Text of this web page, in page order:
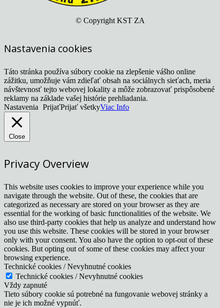
© Copyright KST ZA
Nastavenia cookies
Táto stránka používa súbory cookie na zlepšenie vášho online
zážitku, umožňuje vám zdieľať obsah na sociálnych sieťach, meria
návštevnosť tejto webovej lokality a môže zobrazovať prispôsobené
reklamy na základe vašej histórie prehliadania.
Nastavenia PrijaťPrijať všetkyViac Info
Close
Privacy Overview
This website uses cookies to improve your experience while you
navigate through the website. Out of these, the cookies that are
categorized as necessary are stored on your browser as they are
essential for the working of basic functionalities of the website. We
also use third-party cookies that help us analyze and understand how
you use this website. These cookies will be stored in your browser
only with your consent. You also have the option to opt-out of these
cookies. But opting out of some of these cookies may affect your
browsing experience.
Technické cookies / Nevyhnutné cookies
Technické cookies / Nevyhnutné cookies
Vždy zapnuté
Tieto súbory cookie sú potrebné na fungovanie webovej stránky a
nie je ich možné vypnúť.